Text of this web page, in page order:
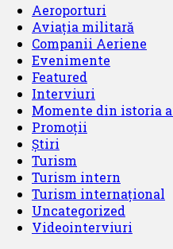
Aeroporturi
Aviația militară
Companii Aeriene
Evenimente
Featured
Interviuri
Momente din istoria
Promoții
Știri
Turism
Turism intern
Turism internațional
Uncategorized
Videointerviuri